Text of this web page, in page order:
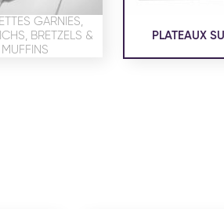
confidentialité
GARNIES,
BRETZELS &
MUFFINS
PLATEAUX